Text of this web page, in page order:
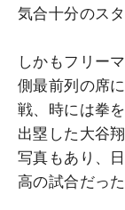
気合十分のス
しかもフリー
側最前列の席
戦、時には拳
出塁した大谷
写真もあり、
高の試合だった